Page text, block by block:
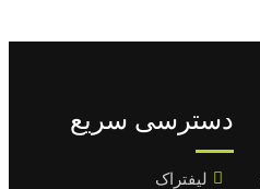
دسترسی سریع
لیفتراک